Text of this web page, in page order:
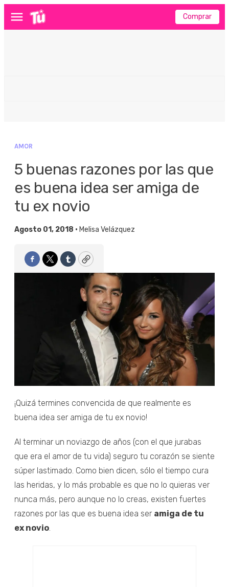
Menú Comprar
AMOR
5 buenas razones por las que
es buena idea ser amiga de
tu ex novio
Agosto 01, 2018 • Melisa Velázquez
Facebook
TwitterTumblrCopy
¡Quizá termines convencida de que realmente es
buena idea ser amiga de tu ex novio!
Al terminar un noviazgo de años (con el que jurabas
que era el amor de tu vida) seguro tu corazón se siente
súper lastimado. Como bien dicen, sólo el tiempo cura
las heridas, y lo más probable es que no lo quieras ver
nunca más, pero aunque no lo creas, existen fuertes
razones por las que es buena idea ser amiga de tu
ex novio